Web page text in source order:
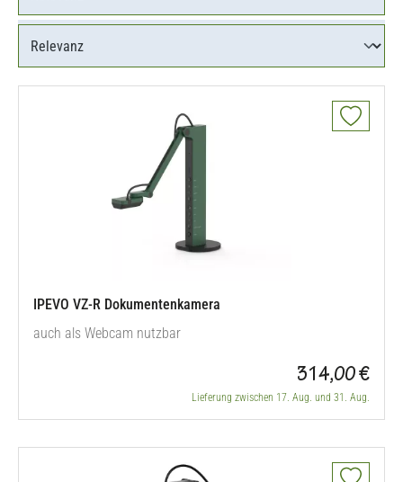
IPEVO VZ-R Dokumentenkamera
auch als Webcam nutzbar
314,00 €
Lieferung zwischen 17. Aug. und 31. Aug.